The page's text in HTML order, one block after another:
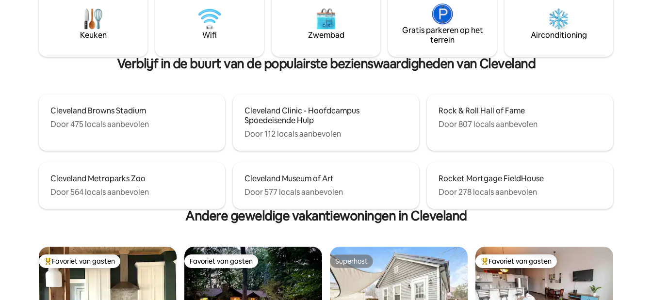
de omliggende wilde dieren. Dromerige
zonsondergangen. HET INTERIEUR - Het
zorgvuldig ontworpen interieur
combineert de tijdloze charme van
moderne architectuur uit het midden
Keuken Wifi Zwembad
Gratis parkeren op het
terrein
Airconditioning
Verblijf in de buurt van de populairste bezienswaardigheden van Cleveland
Cleveland Browns Stadium
Door 475 locals aanbevolen
Cleveland Clinic - Hoofdcampus
Spoedeisende Hulp
Door 112 locals aanbevolen
Rock & Roll Hall of Fame
Door 807 locals aanbevolen
Cleveland Metroparks Zoo
Door 564 locals aanbevolen
Cleveland Museum of Art
Door 577 locals aanbevolen
Rocket Mortgage FieldHouse
Door 278 locals aanbevolen
Andere geweldige vakantiewoningen in Cleveland
Topfavoriet van gasten
Favoriet van gasten Favoriet van gasten
Favoriet van gasten Superhost
Superhost Topfavoriet van gasten
Favoriet van gasten